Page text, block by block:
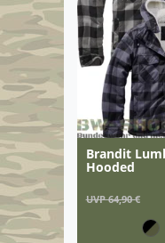
Brandit
Hooded
UVP 64,90 €